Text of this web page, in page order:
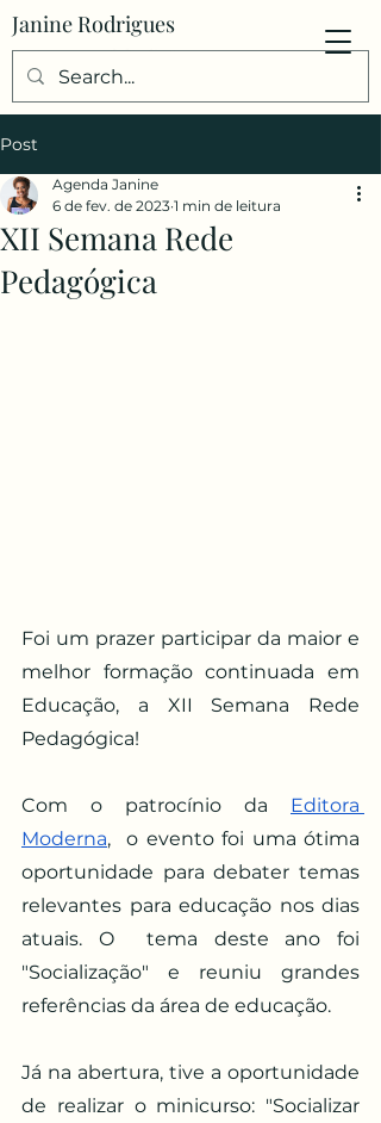
Janine Rodrigues
Post
XII Semana Rede
Pedagógica
Agenda Janine
6 de fev. de 2023 1 min de leitura
Foi um prazer participar da maior e
melhor formação continuada em
Educação, a XII Semana Rede
Pedagógica!
Com o patrocínio da
Editora
Moderna,  o evento foi uma ótima
oportunidade para debater temas
relevantes para educação nos dias
atuais. O  tema deste ano foi
"Socialização" e reuniu grandes
referências da área de educação.
Já na abertura, tive a oportunidade
de realizar o minicurso: "Socializar